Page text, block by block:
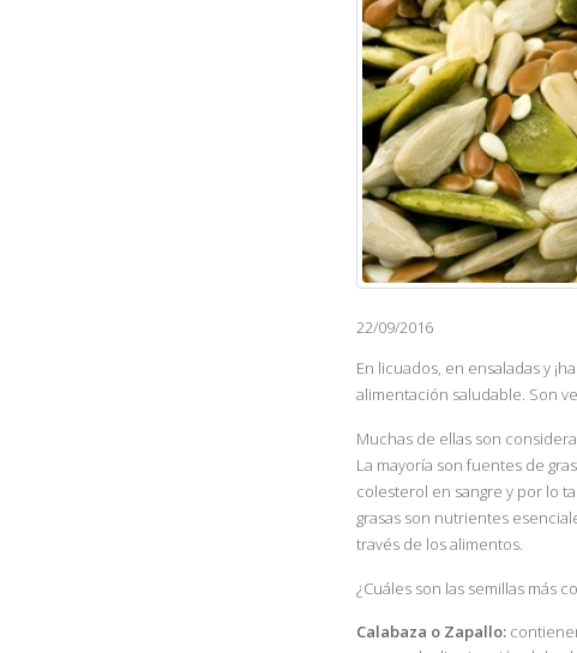
22/09/2016
En licuados, en ensaladas y
alimentación saludable. Son
Muchas de ellas son
La mayoría son fuentes de
colesterol en sangre y por lo
grasas son nutrientes
través de los alimentos.
¿Cuáles son las semillas más
Calabaza o Zapallo: